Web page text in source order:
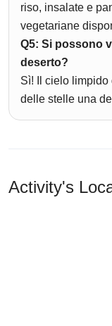
riso, insalate e
vegetariane
Q5: Si possono
deserto?
Sì! Il cielo limpido
delle stelle una
Activity's